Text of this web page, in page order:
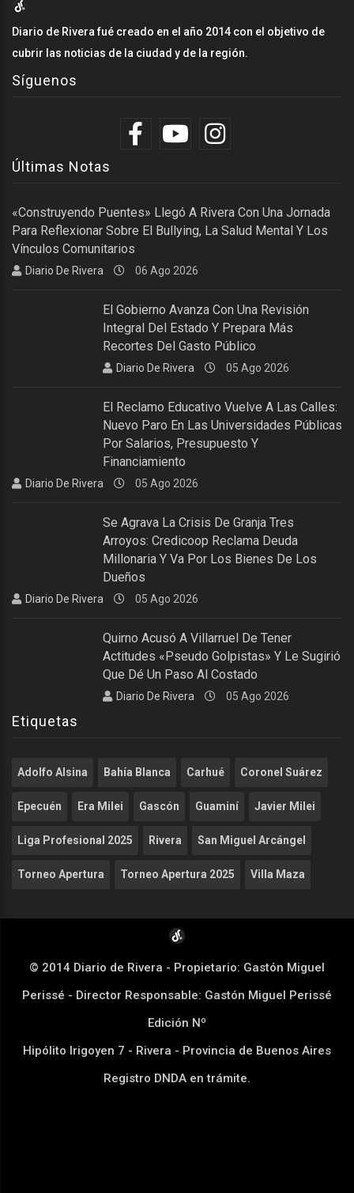
Diario de Rivera fué creado en el año 2014 con el objetivo de
cubrir las noticias de la ciudad y de la región.
Síguenos
Últimas Notas
«Construyendo Puentes» Llegó A Rivera Con Una Jornada
Para Reflexionar Sobre El Bullying, La Salud Mental Y Los
Vínculos Comunitarios
Diario De Rivera 06 Ago 2026
El Gobierno Avanza Con Una Revisión
Integral Del Estado Y Prepara Más
Recortes Del Gasto Público
Diario De Rivera 05 Ago 2026
El Reclamo Educativo Vuelve A Las Calles:
Nuevo Paro En Las Universidades Públicas
Por Salarios, Presupuesto Y
Financiamiento
Diario De Rivera 05 Ago 2026
Se Agrava La Crisis De Granja Tres
Arroyos: Credicoop Reclama Deuda
Millonaria Y Va Por Los Bienes De Los
Dueños
Diario De Rivera 05 Ago 2026
Quirno Acusó A Villarruel De Tener
Actitudes «pseudo Golpistas» Y Le Sugirió
Que Dé Un Paso Al Costado
Diario De Rivera 05 Ago 2026
Etiquetas
Adolfo Alsina Bahía Blanca Carhué Coronel Suárez
Epecuén Era Milei Gascón Guaminí Javier Milei
Liga Profesional 2025 Rivera San Miguel Arcángel
Torneo Apertura Torneo Apertura 2025 Villa Maza
© 2014 Diario de Rivera - Propietario: Gastón Miguel
Perissé - Director Responsable: Gastón Miguel Perissé
Edición Nº
Hipólito Irigoyen 7 - Rivera - Provincia de Buenos Aires
Registro DNDA en trámite.